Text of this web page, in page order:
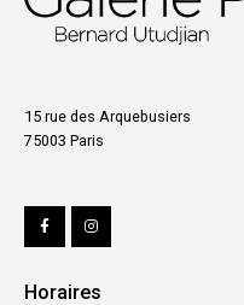
15 rue des Arquebusiers
75003 Paris
Horaires